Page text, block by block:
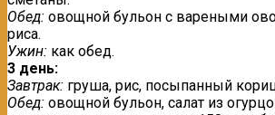
Обед: овощной бульон с вареными
риса.
Ужин: как обед.
3 день:
Завтрак: груша, рис, посыпанный
Обед: овощной бульон, салат из